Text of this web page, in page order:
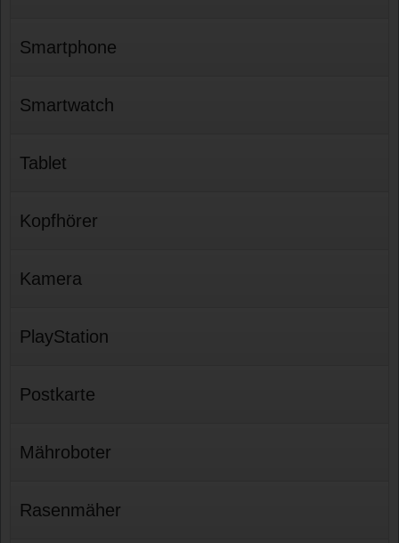
Smartphone
Smartwatch
Tablet
Kopfhörer
Kamera
PlayStation
Postkarte
Mähroboter
Rasenmäher